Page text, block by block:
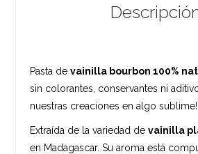
Pasta devainilla bourbon 100%
sin colorantes, conservantes ni
nuestras creaciones en algo sublime!
Extraída de la variedad devainilla
en Madagascar. Su aroma está